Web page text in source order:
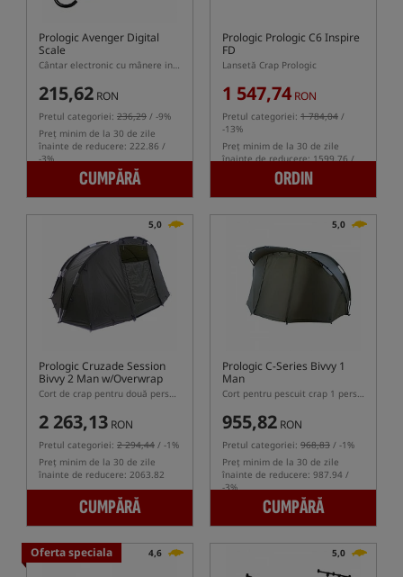
Prologic Avenger Digital
Scale
Cântar electronic cu mânere integrate
215,62 RON
Pretul categoriei: 236,29 / -9%
Preț minim de la 30 de zile
înainte de reducere: 222.86 /
-3%
CUMPĂRĂ
Prologic Prologic C6 Inspire
FD
Lansetă Crap Prologic
1 547,74 RON
Pretul categoriei: 1 784,04 /
-13%
Preț minim de la 30 de zile
înainte de reducere: 1599.76 /
ORDIN
5,0
Prologic Cruzade Session
Bivvy 2 Man w/Overwrap
Cort de crap pentru două persoane cu husă
2 263,13 RON
Pretul categoriei: 2 294,44 / -1%
Preț minim de la 30 de zile
înainte de reducere: 2063.82
CUMPĂRĂ
5,0
Prologic C-Series Bivvy 1
Man
Cort pentru pescuit crap 1 persoană
955,82 RON
Pretul categoriei: 968,83 / -1%
Preț minim de la 30 de zile
înainte de reducere: 987.94 /
-3%
CUMPĂRĂ
Oferta speciala 4,6 5,0